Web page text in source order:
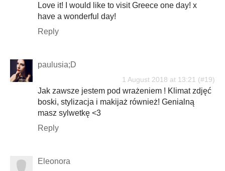
Love it! I would like to visit Greece one day! x
have a wonderful day!
Reply
paulusia;D
1 August 2018 at 13:21
Jak zawsze jestem pod wrażeniem ! Klimat zdjęć
boski, stylizacja i makijaż również! Genialną
masz sylwetkę <3
Reply
Eleonora